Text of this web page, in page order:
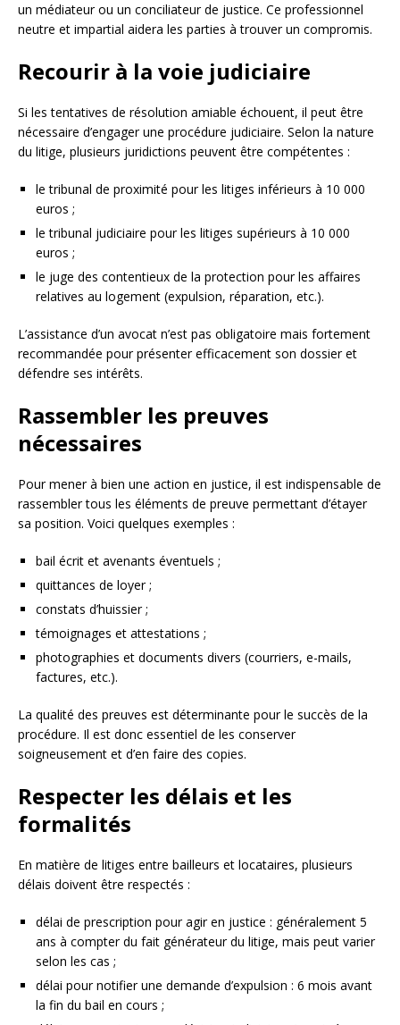
un médiateur ou un conciliateur de justice. Ce professionnel
neutre et impartial aidera les parties à trouver un compromis.
Recourir à la voie judiciaire
Si les tentatives de résolution amiable échouent, il peut être
nécessaire d’engager une procédure judiciaire. Selon la nature
du litige, plusieurs juridictions peuvent être compétentes :
le tribunal de proximité pour les litiges inférieurs à 10 000
euros ;
le tribunal judiciaire pour les litiges supérieurs à 10 000
euros ;
le juge des contentieux de la protection pour les affaires
relatives au logement (expulsion, réparation, etc.).
L’assistance d’un avocat n’est pas obligatoire mais fortement
recommandée pour présenter efficacement son dossier et
défendre ses intérêts.
Rassembler les preuves
nécessaires
Pour mener à bien une action en justice, il est indispensable de
rassembler tous les éléments de preuve permettant d’étayer
sa position. Voici quelques exemples :
bail écrit et avenants éventuels ;
quittances de loyer ;
constats d’huissier ;
témoignages et attestations ;
photographies et documents divers (courriers, e-mails,
factures, etc.).
La qualité des preuves est déterminante pour le succès de la
procédure. Il est donc essentiel de les conserver
soigneusement et d’en faire des copies.
Respecter les délais et les
formalités
En matière de litiges entre bailleurs et locataires, plusieurs
délais doivent être respectés :
délai de prescription pour agir en justice : généralement 5
ans à compter du fait générateur du litige, mais peut varier
selon les cas ;
délai pour notifier une demande d’expulsion : 6 mois avant
la fin du bail en cours ;